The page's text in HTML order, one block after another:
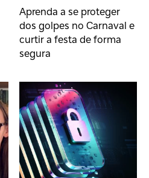
Aprenda a se proteger
dos golpes no Carnaval e
curtir a festa de forma
segura